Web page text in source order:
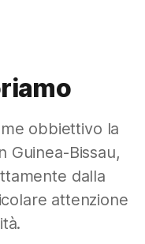
obbiettivo la
Guinea-Bissau,
dalla
attenzione